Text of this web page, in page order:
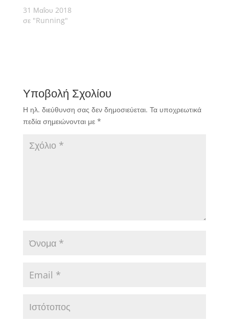
31 Μαΐου 2018
σε "Running"
Υποβολή Σχολίου
Η ηλ. διεύθυνση σας δεν δημοσιεύεται. Τα υποχρεωτικά
πεδία σημειώνονται με *